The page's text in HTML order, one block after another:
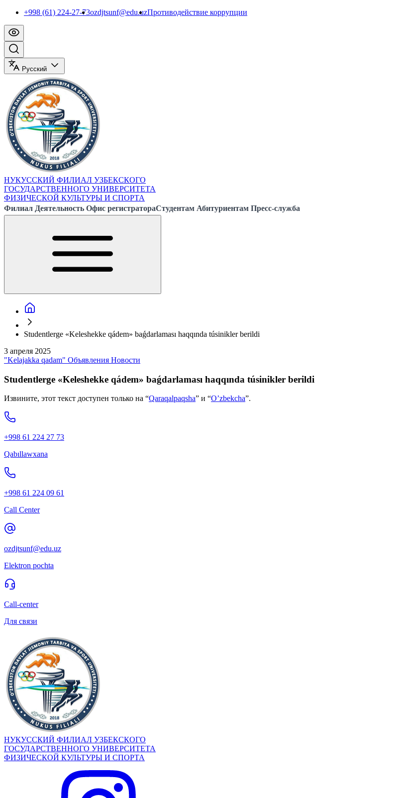
+998 (61) 224-27-73ozdjtsunf@edu.uzПротиводействие коррупции
Русский
НУКУССКИЙ ФИЛИАЛ УЗБЕКСКОГО
ГОСУДАРСТВЕННОГО УНИВЕРСИТЕТА
ФИЗИЧЕСКОЙ КУЛЬТУРЫ И СПОРТА
Филиал Деятельность Офис регистратораСтудентам Абитуриентам Пресс-служба
Studentlerge «Keleshekke qádem» baǵdarlaması haqqında túsinikler berildi
3 апреля 2025
"Kelajakka qadam" Объявления Новости
Studentlerge «Keleshekke qádem» baǵdarlaması haqqında túsinikler berildi
Извините, этот текст доступен только на “Qaraqalpaqsha” и “O’zbekcha”.
+998 61 224 27 73
Qabıllawxana
+998 61 224 09 61
Call Center
ozdjtsunf@edu.uz
Elektron pochta
Call-center
Для связи
НУКУССКИЙ ФИЛИАЛ УЗБЕКСКОГО
ГОСУДАРСТВЕННОГО УНИВЕРСИТЕТА
ФИЗИЧЕСКОЙ КУЛЬТУРЫ И СПОРТА